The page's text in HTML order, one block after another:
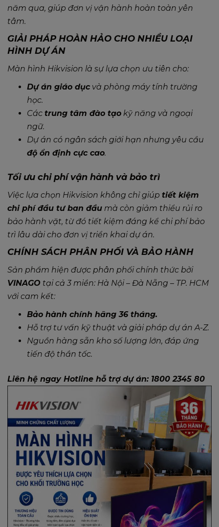
năm qua, giúp đơn vị vận hành hoàn toàn yên
tâm.
GIẢI PHÁP HOÀN HẢO CHO NHIỀU LOẠI
HÌNH DỰ ÁN
Màn hình Hikvision là sự lựa chọn ưu tiên cho:
Dự án giáo dụcvà phòng máy tính trường
học.
Các trung tâm đào tạo kỹ năng và ngoại
ngữ.
Dự án có ngân sách giới hạn nhưng yêu cầu
độ ổn định cực cao.
Tối ưu chi phí vận hành và bảo trì
Việc lựa chọn Hikvision không chỉ giúp tiết kiệm
chi phí đầu tư ban đầu mà còn giảm thiểu rủi ro
bảo hành vặt, từ đó tiết kiệm đáng kể chi phí bảo
trì lâu dài cho đơn vị triển khai dự án.
CHÍNH SÁCH PHÂN PHỐI VÀ BẢO HÀNH
Sản phẩm hiện được phân phối chính thức bởi
VINAGO tại cả 3 miền: Hà Nội – Đà Nẵng – TP. HCM
với cam kết:
Bảo hành chính hãng 36 tháng.
Hỗ trợ tư vấn kỹ thuật và giải pháp dự án A-Z.
Nguồn hàng sẵn kho số lượng lớn, đáp ứng
tiến độ thần tốc.
Liên hệ ngay Hotline hỗ trợ dự án: 1800 2345 80